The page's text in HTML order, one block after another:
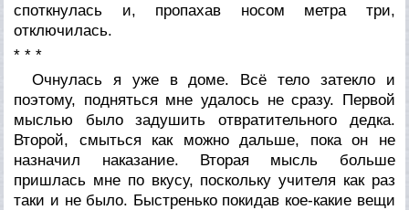
споткнулась и, пропахав носом метра три,
отключилась.
* * *
Очнулась я уже в доме. Всё тело затекло и
поэтому, подняться мне удалось не сразу. Первой
мыслью было задушить отвратительного дедка.
Второй, смыться как можно дальше, пока он не
назначил наказание. Вторая мысль больше
пришлась мне по вкусу, поскольку учителя как раз
таки и не было. Быстренько покидав кое-какие вещи